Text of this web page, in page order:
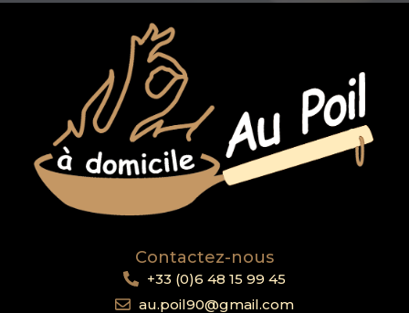
Contactez-nous
+33 (0)6 48 15 99 45
au.poil90@gmail.com